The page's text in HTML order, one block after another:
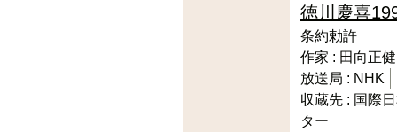
徳川慶喜
条約勅許
作家 : 田向正健
放送局 : NHK
収蔵先 : 国際
ター